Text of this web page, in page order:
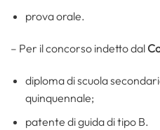
prova orale.
– Per il concorso indetto dal
diploma di scuola
quinquennale;
patente di guida di tipo B.